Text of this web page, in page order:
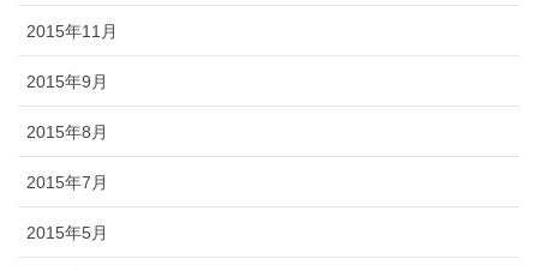
2015年11月
2015年9月
2015年8月
2015年7月
2015年5月